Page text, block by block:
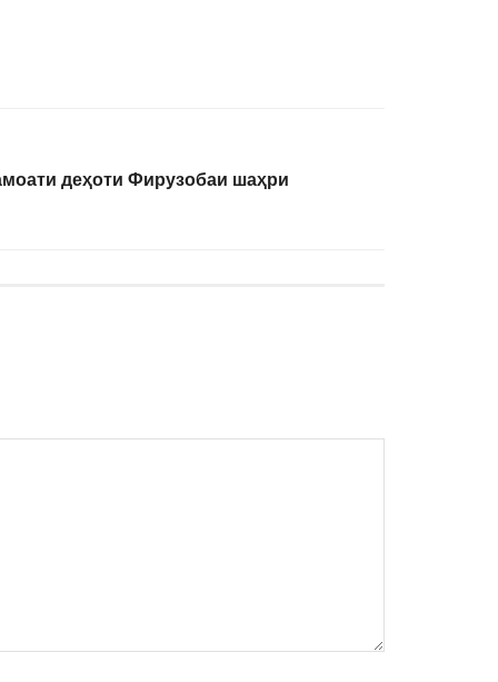
деҳоти Фирузобаи шаҳри